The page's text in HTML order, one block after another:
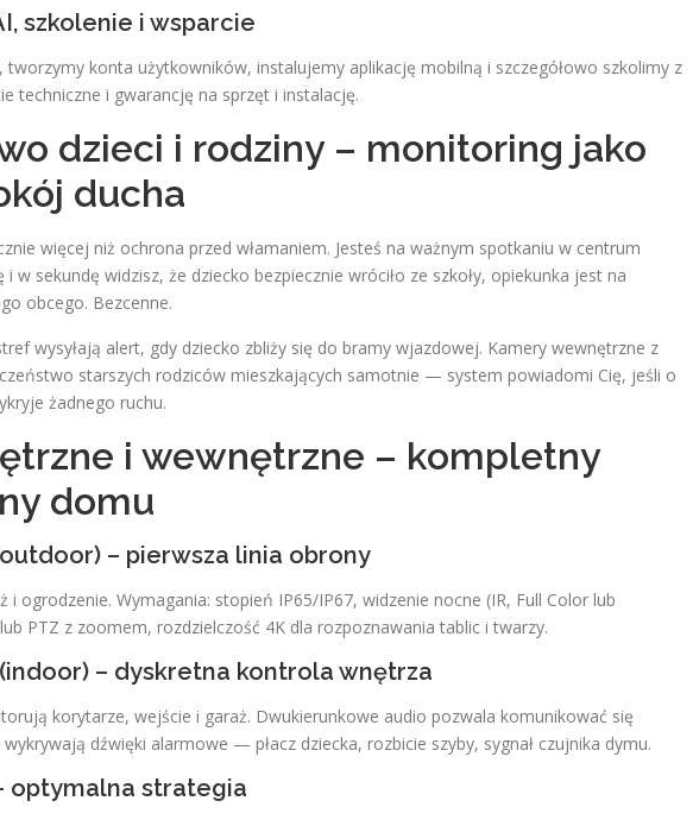
szkolenie i wsparcie
konta użytkowników, instalujemy aplikację mobilną i szczegółowo szkolimy z
techniczne i gwarancję na sprzęt i instalację.
dzieci i rodziny – monitoring jako
ducha
więcej niż ochrona przed włamaniem. Jesteś na ważnym spotkaniu w centrum
sekundę widzisz, że dziecko bezpiecznie wróciło ze szkoły, opiekunka jest na
obcego. Bezcenne.
wysyłają alert, gdy dziecko zbliży się do bramy wjazdowej. Kamery wewnętrzne z
starszych rodziców mieszkających samotnie — system powiadomi Cię, jeśli o
żadnego ruchu.
i wewnętrzne – kompletny
domu
– pierwsza linia obrony
ogrodzenie. Wymagania: stopień IP65/IP67, widzenie nocne (IR, Full Color lub
PTZ z zoomem, rozdzielczość 4K dla rozpoznawania tablic i twarzy.
– dyskretna kontrola wnętrza
korytarze, wejście i garaż. Dwukierunkowe audio pozwala komunikować się
dźwięki alarmowe — płacz dziecka, rozbicie szyby, sygnał czujnika dymu.
optymalna strategia